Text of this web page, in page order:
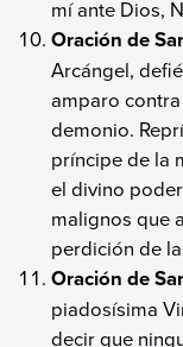
mí ante Dios,
Oración de
Arcángel,
amparo
demonio.
príncipe de la
el divino
malignos que
perdición de
Oración de
piadosísima
decir que